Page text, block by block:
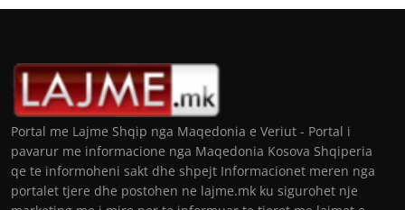
Portal me Lajme Shqip nga Maqedonia e Veriut - Portal i
pavarur me informacione nga Maqedonia Kosova Shqiperia
qe te informoheni sakt dhe shpejt Informacionet meren nga
portalet tjere dhe postohen ne lajme.mk ku sigurohet nje